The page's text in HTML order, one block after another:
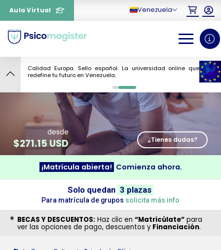
Aula Virtual Venezuela
Calidad Europa. Sello español. La universidad online que
redefine tu futuro en Venezuela.
0 1
7
desde
$271.15 USD ¿Tienes dudas?
¡Matrícula abierta! Comienza ahora.
Solo quedan 3 plazas
Para matrícula de grupos solicita más info
BECAS Y DESCUENTOS: Haz clic en “Matricúlate” para
ver las opciones de pago, descuentos y Financiación.
¿Necesitas más información
sobre un curso?